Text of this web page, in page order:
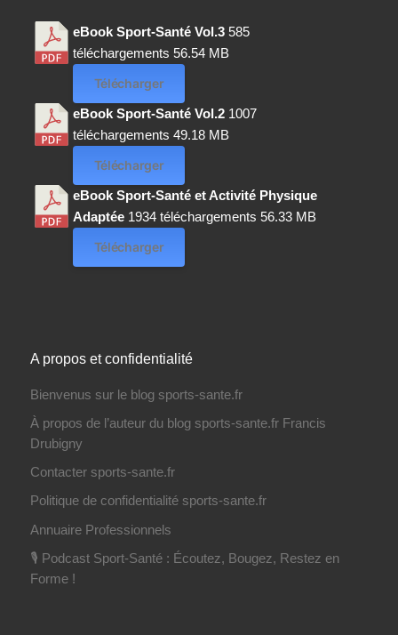
eBook Sport-Santé Vol.3 585
téléchargements 56.54 MB
Télécharger
eBook Sport-Santé Vol.2 1007
téléchargements 49.18 MB
Télécharger
eBook Sport-Santé et Activité Physique
Adaptée 1934 téléchargements 56.33 MB
Télécharger
A propos et confidentialité
Bienvenus sur le blog sports-sante.fr
À propos de l’auteur du blog sports-sante.fr Francis
Drubigny
Contacter sports-sante.fr
Politique de confidentialité sports-sante.fr
Annuaire Professionnels
🎙️ Podcast Sport-Santé : Écoutez, Bougez, Restez en
Forme !